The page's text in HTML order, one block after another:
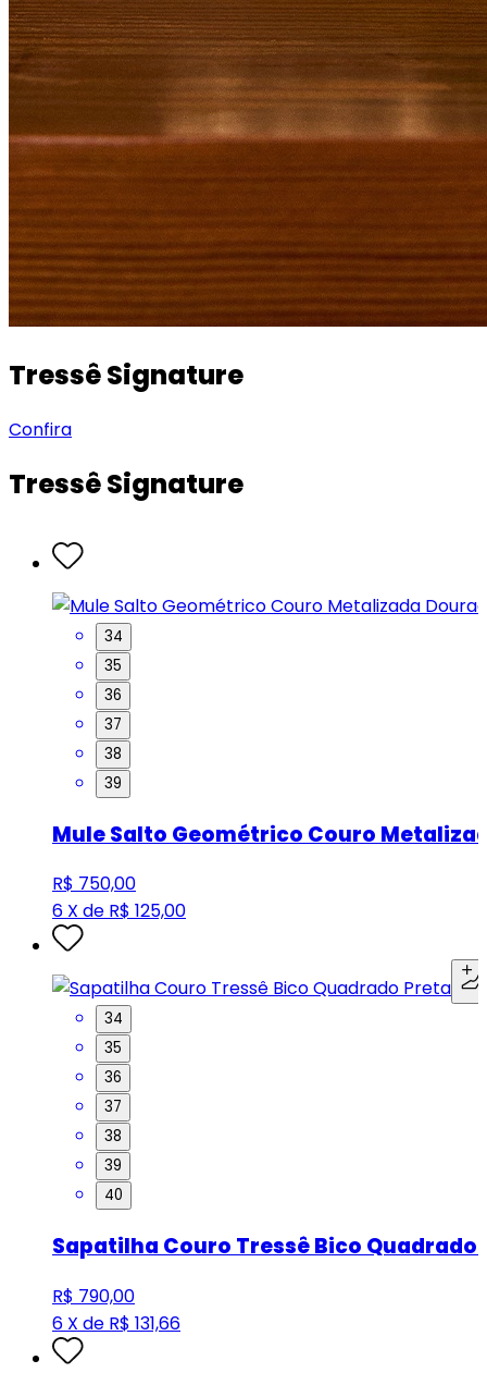
Tressê Signature
Confira
Tressê Signature
34
35
36
37
38
39
Mule Salto Geométrico Couro
R$ 750,00
6 X de R$ 125,00
34
35
36
37
38
39
40
Sapatilha Couro Tressê Bico Quadrado
R$ 790,00
6 X de R$ 131,66